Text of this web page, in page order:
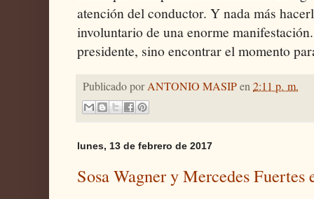
atención del conductor. Y nada más
involuntario de una enorme
presidente, sino encontrar el momento
Publicado porANTONIO MASIPen2:11 p. m.
lunes, 13 de febrero de 2017
Sosa Wagner y Mercedes Fuertes